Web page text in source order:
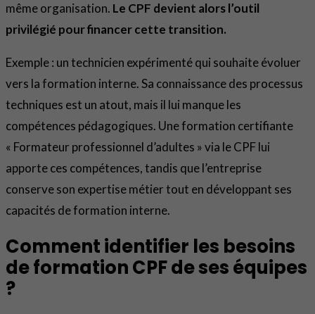
même organisation. Le CPF devient alors l’outil
privilégié pour financer cette transition.
Exemple : un technicien expérimenté qui souhaite évoluer
vers la formation interne. Sa connaissance des processus
techniques est un atout, mais il lui manque les
compétences pédagogiques. Une formation certifiante
« Formateur professionnel d’adultes » via le CPF lui
apporte ces compétences, tandis que l’entreprise
conserve son expertise métier tout en développant ses
capacités de formation interne.
Comment identifier les besoins
de formation CPF de ses équipes
?